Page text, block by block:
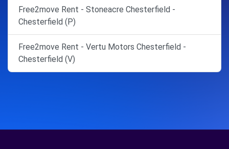
Free2move Rent - Stoneacre Chesterfield -
Chesterfield (P)
Free2move Rent - Vertu Motors Chesterfield -
Chesterfield (V)